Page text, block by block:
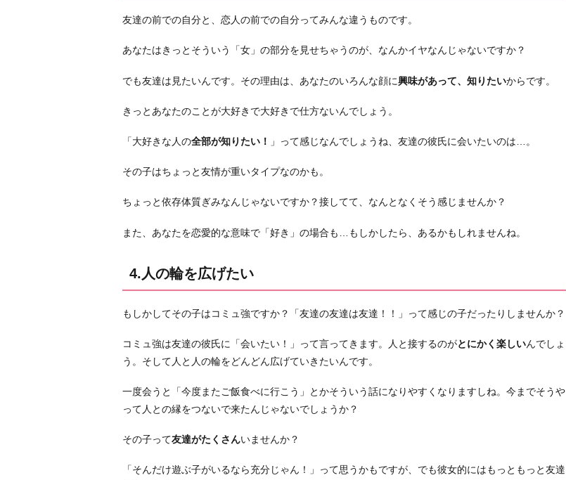
い
男
達
を
介
て
た
6.
わ
よ
く
ば
り
い
友達の前での自分と、恋人の前での自分ってみんな違うものです。
あなたはきっとそういう「女」の部分を見せちゃうのが、なんかイヤなんじゃないですか？
でも友達は見たいんです。その理由は、あなたのいろんな顔に興味があって、知りたいからです。
きっとあなたのことが大好きで大好きで仕方ないんでしょう。
「大好きな人の全部が知りたい！ 」って感じなんでしょうね、友達の彼氏に会いたいのは…。
その子はちょっと友情が重いタイプなのかも。
ちょっと依存体質ぎみなんじゃないですか？接してて、なんとなくそう感じませんか？
また、あなたを恋愛的な意味で「好き」の場合も…もしかしたら、あるかもしれませんね。
4.人の輪を広げたい
もしかしてその子はコミュ強ですか？「友達の友達は友達！！」って感じの子だったりしませんか？
コミュ強は友達の彼氏に「会いたい！」って言ってきます。人と接するのがとにかく楽しいんでしょ
う。そして人と人の輪をどんどん広げていきたいんです。
一度会うと「今度またご飯食べに行こう」とかそういう話になりやすくなりますしね。今までそうや
って人との縁をつないで来たんじゃないでしょうか？
その子って友達がたくさんいませんか？
「そんだけ遊ぶ子がいるなら充分じゃん！」って思うかもですが、でも彼女的にはもっともっと友達